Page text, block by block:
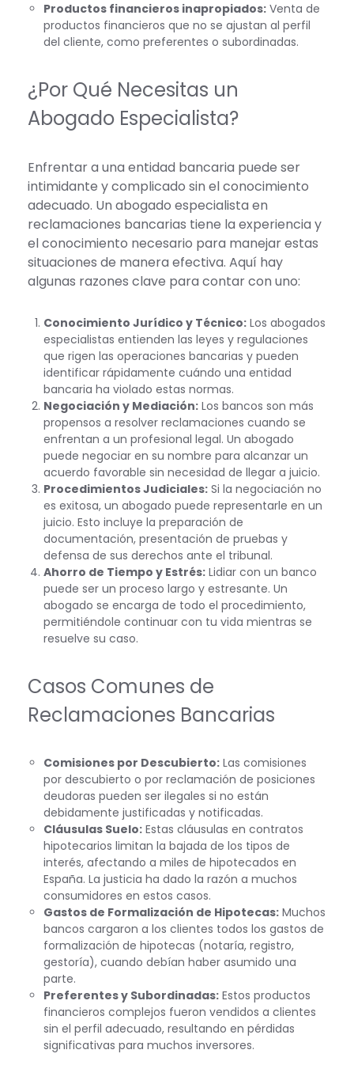
Productos financieros inapropiados: Venta de
productos financieros que no se ajustan al perfil
del cliente, como preferentes o subordinadas.
¿Por Qué Necesitas un
Abogado Especialista?
Enfrentar a una entidad bancaria puede ser
intimidante y complicado sin el conocimiento
adecuado. Un abogado especialista en
reclamaciones bancarias tiene la experiencia y
el conocimiento necesario para manejar estas
situaciones de manera efectiva. Aquí hay
algunas razones clave para contar con uno:
Conocimiento Jurídico y Técnico: Los abogados
especialistas entienden las leyes y regulaciones
que rigen las operaciones bancarias y pueden
identificar rápidamente cuándo una entidad
bancaria ha violado estas normas.
Negociación y Mediación: Los bancos son más
propensos a resolver reclamaciones cuando se
enfrentan a un profesional legal. Un abogado
puede negociar en su nombre para alcanzar un
acuerdo favorable sin necesidad de llegar a juicio.
Procedimientos Judiciales: Si la negociación no
es exitosa, un abogado puede representarle en un
juicio. Esto incluye la preparación de
documentación, presentación de pruebas y
defensa de sus derechos ante el tribunal.
Ahorro de Tiempo y Estrés: Lidiar con un banco
puede ser un proceso largo y estresante. Un
abogado se encarga de todo el procedimiento,
permitiéndole continuar con tu vida mientras se
resuelve su caso.
Casos Comunes de
Reclamaciones Bancarias
Comisiones por Descubierto: Las comisiones
por descubierto o por reclamación de posiciones
deudoras pueden ser ilegales si no están
debidamente justificadas y notificadas.
Cláusulas Suelo: Estas cláusulas en contratos
hipotecarios limitan la bajada de los tipos de
interés, afectando a miles de hipotecados en
España. La justicia ha dado la razón a muchos
consumidores en estos casos.
Gastos de Formalización de Hipotecas: Muchos
bancos cargaron a los clientes todos los gastos de
formalización de hipotecas (notaría, registro,
gestoría), cuando debían haber asumido una
parte.
Preferentes y Subordinadas: Estos productos
financieros complejos fueron vendidos a clientes
sin el perfil adecuado, resultando en pérdidas
significativas para muchos inversores.